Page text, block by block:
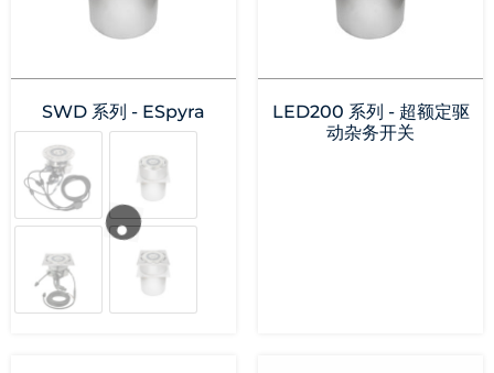
SWD 系列 - ESpyra
LED200 系列 - 超额定驱
动杂务开关